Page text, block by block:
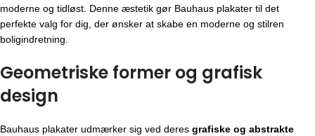
moderne og tidløst. Denne æstetik gør Bauhaus plakater til det
perfekte valg for dig, der ønsker at skabe en moderne og stilren
boligindretning.
Geometriske former og grafisk
design
Bauhaus plakater udmærker sig ved deres grafiske og abstrakte